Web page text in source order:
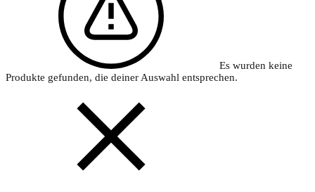
Es wurden keine
Produkte gefunden, die deiner Auswahl entsprechen.